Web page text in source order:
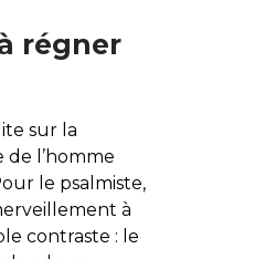
régner
sur la
l’homme
le psalmiste,
à
contraste : le